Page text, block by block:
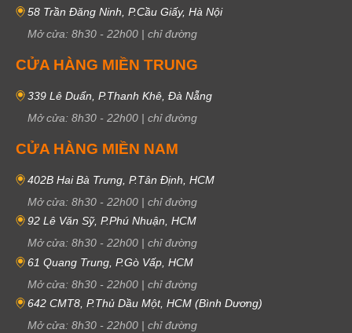
58 Trần Đăng Ninh, P.Cầu Giấy, Hà Nội
Mở cửa: 8h30 - 22h00 | chỉ đường
CỬA HÀNG MIỀN TRUNG
339 Lê Duẩn, P.Thanh Khê, Đà Nẵng
Mở cửa: 8h30 - 22h00 | chỉ đường
CỬA HÀNG MIỀN NAM
402B Hai Bà Trưng, P.Tân Định, HCM
Mở cửa: 8h30 - 22h00 | chỉ đường
92 Lê Văn Sỹ, P.Phú Nhuận, HCM
Mở cửa: 8h30 - 22h00 | chỉ đường
61 Quang Trung, P.Gò Vấp, HCM
Mở cửa: 8h30 - 22h00 | chỉ đường
642 CMT8, P.Thủ Dầu Một, HCM (Bình Dương)
Mở cửa: 8h30 - 22h00 | chỉ đường